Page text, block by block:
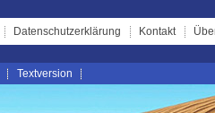
Kontakt
Datenschutzerklärung
Textversion